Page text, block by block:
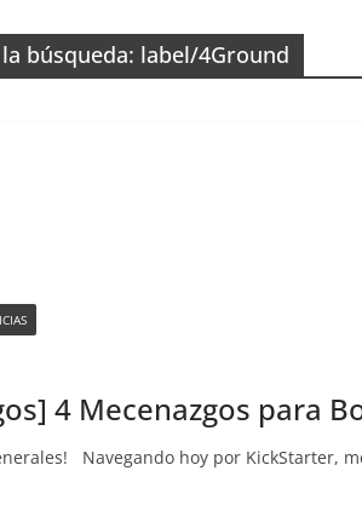
búsqueda: label/4Ground
4 Mecenazgos para
Navegando hoy por KickStarter,